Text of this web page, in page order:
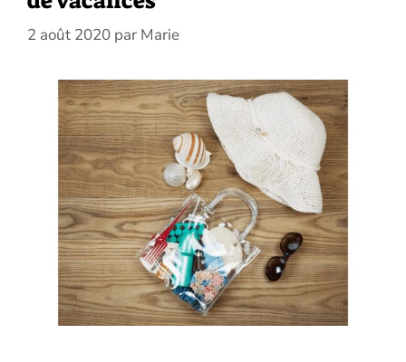
2 août 2020 par Marie